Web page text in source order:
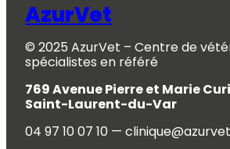
AzurVet
© 2025 AzurVet – Centre de
spécialistes en référé
769 Avenue Pierre et Marie
Saint-Laurent-du-Var
04 97 10 07 10 —